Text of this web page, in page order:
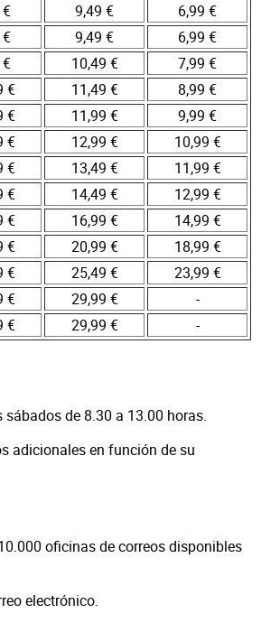
9,49 €
6,99 €
9,49 €
6,99 €
10,49 €
7,99 €
€ 11,49 €
8,99 €
€ 11,99 €
9,99 €
€ 12,99 €
10,99 €
€ 13,49 €
11,99 €
€ 14,49 €
12,99 €
€ 16,99 €
14,99 €
€ 20,99 €
18,99 €
€ 25,49 €
23,99 €
€ 29,99 €
-
€ 29,99 € -
de 8.30 a 13.00 horas.
adicionales en función de su
oficinas de correos disponibles
electrónico.